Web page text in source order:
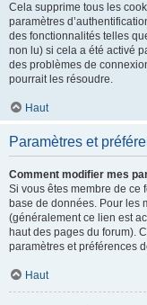
Cela supprime tous les
paramètres
des fonctionnalités telles
non lu) si cela a été activé
des problèmes de
pourrait les résoudre.
Haut
Paramètres et
Comment modifier mes
Si vous êtes membre de ce
base de données. Pour les
(généralement ce lien est
haut des pages du forum).
paramètres et préférences
Haut